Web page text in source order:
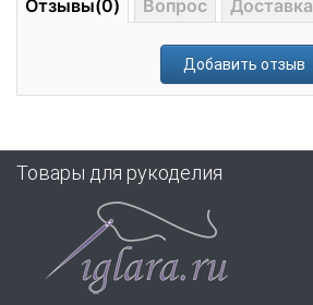
Отзывы(0) Вопрос Доставка
Добавить отзыв
Товары для рукоделия